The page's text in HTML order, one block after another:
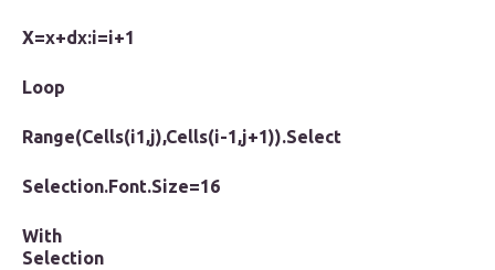
X=x+dx:i=i+1
Loop
Range(Cells(i1,j),Cells(i-1,j+1)).Select
Selection.Font.Size=16
With
Selection